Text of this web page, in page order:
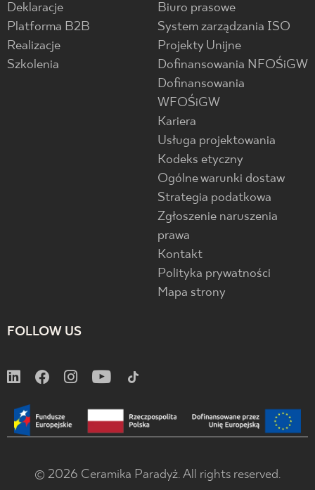
Deklaracje
Platforma B2B
Realizacje
Szkolenia
Biuro prasowe
System zarządzania ISO
Projekty Unijne
Dofinansowania NFOŚiGW
Dofinansowania
WFOŚiGW
Kariera
Usługa projektowania
Kodeks etyczny
Ogólne warunki dostaw
Strategia podatkowa
Zgłoszenie naruszenia
prawa
Kontakt
Polityka prywatności
Mapa strony
FOLLOW US
© 2026 Ceramika Paradyż. All rights reserved.